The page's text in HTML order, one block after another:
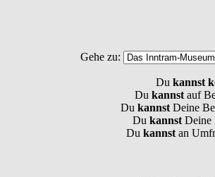
Gehe zu:
Du kannst
Du kannst auf
Du kannst Deine
Du kannst Deine
Du kannst an